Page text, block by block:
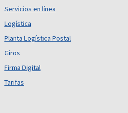
Servicios en línea
Logística
Planta Logística Postal
Giros
Firma Digital
Tarifas